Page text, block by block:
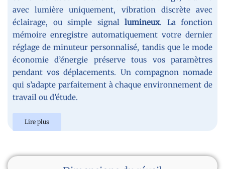
avec lumière uniquement, vibration discrète avec
éclairage, ou simple signal lumineux. La fonction
mémoire enregistre automatiquement votre dernier
réglage de minuteur personnalisé, tandis que le mode
économie d’énergie préserve tous vos paramètres
pendant vos déplacements. Un compagnon nomade
qui s’adapte parfaitement à chaque environnement de
travail ou d’étude.
Lire plus